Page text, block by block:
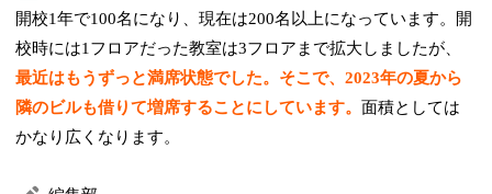
開校1年で100名になり、現在は200名以上になっています。開
校時には1フロアだった教室は3フロアまで拡大しましたが、
最近はもうずっと満席状態でした。そこで、2023年の夏から
隣のビルも借りて増席することにしています。面積としては
かなり広くなります。